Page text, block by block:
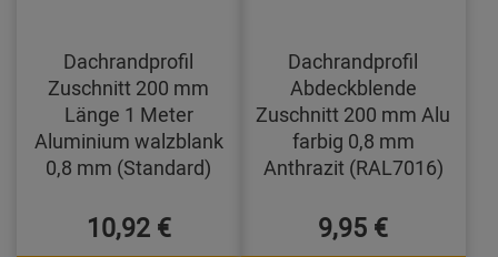
Dachrandprofil
Zuschnitt 200 mm
Länge 1 Meter
Aluminium walzblank
0,8 mm (Standard)
10,92 €
Dachrandprofil
Abdeckblende
Zuschnitt 200 mm Alu
farbig 0,8 mm
Anthrazit (RAL7016)
9,95 €